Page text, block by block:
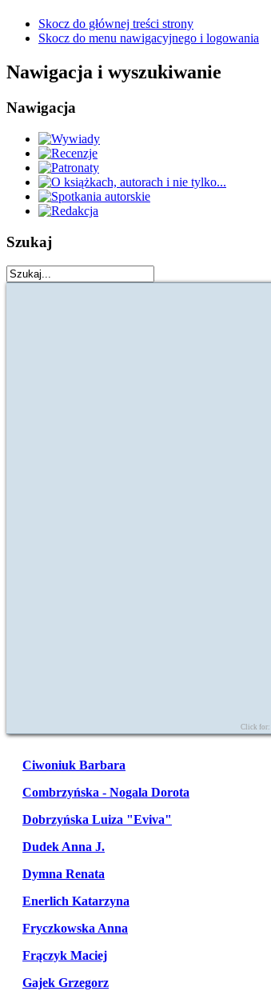
Skocz do głównej treści strony
Skocz do menu nawigacyjnego i logowania
Nawigacja i wyszukiwanie
Nawigacja
Szukaj
Click for:
Ciwoniuk Barbara
Combrzyńska - Nogala Dorota
Dobrzyńska Luiza "Eviva"
Dudek Anna J.
Dymna Renata
Enerlich Katarzyna
Fryczkowska Anna
Frączyk Maciej
Gajek Grzegorz